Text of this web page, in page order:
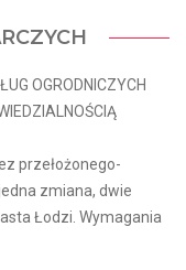
OGRODNICZYCH
przełożonego-
zmiana, dwie
Łodzi. Wymagania